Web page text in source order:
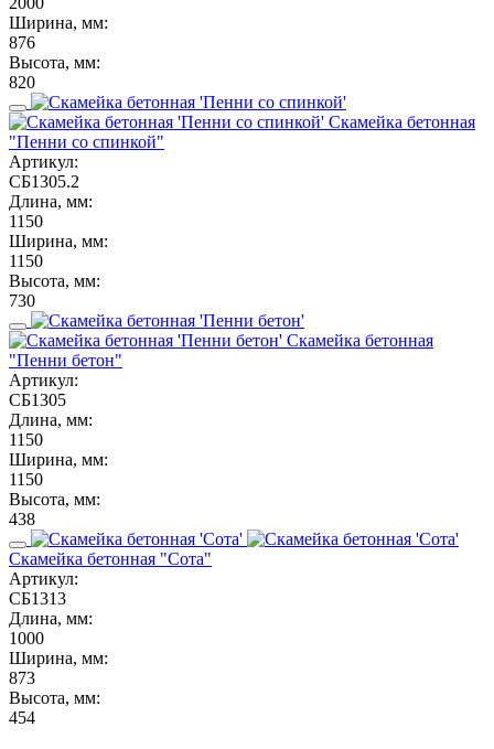
Ширина, мм:
876
Высота, мм:
820
Скамейка бетонная
"Пенни со спинкой"
Артикул:
СБ1305.2
Длина, мм:
1150
Ширина, мм:
1150
Высота, мм:
730
Скамейка бетонная
"Пенни бетон"
Артикул:
СБ1305
Длина, мм:
1150
Ширина, мм:
1150
Высота, мм:
438
Скамейка бетонная "Сота"
Артикул:
СБ1313
Длина, мм:
1000
Ширина, мм:
873
Высота, мм:
454